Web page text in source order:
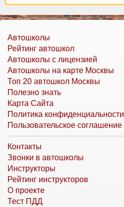
Автошколы
Рейтинг автошкол
Автошколы с лицензией
Автошколы на карте Москвы
Топ 20 автошкол Москвы
Полезно знать
Карта Сайта
Политика конфиденциальности
Пользовательское соглашение
Контакты
Звонки в автошколы
Инструкторы
Рейтинг инструкторов
О проекте
Тест ПДД